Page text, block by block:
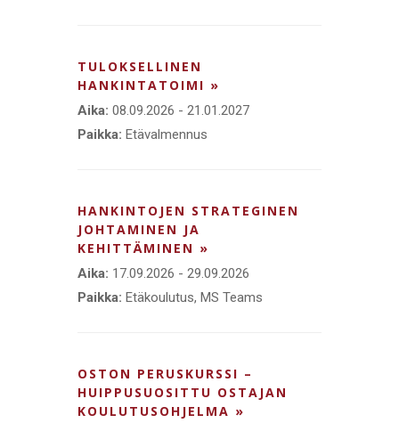
TULOKSELLINEN
HANKINTATOIMI »
Aika: 08.09.2026 - 21.01.2027
Paikka: Etävalmennus
HANKINTOJEN STRATEGINEN
JOHTAMINEN JA
KEHITTÄMINEN »
Aika: 17.09.2026 - 29.09.2026
Paikka: Etäkoulutus, MS Teams
OSTON PERUSKURSSI –
HUIPPUSUOSITTU OSTAJAN
KOULUTUSOHJELMA »